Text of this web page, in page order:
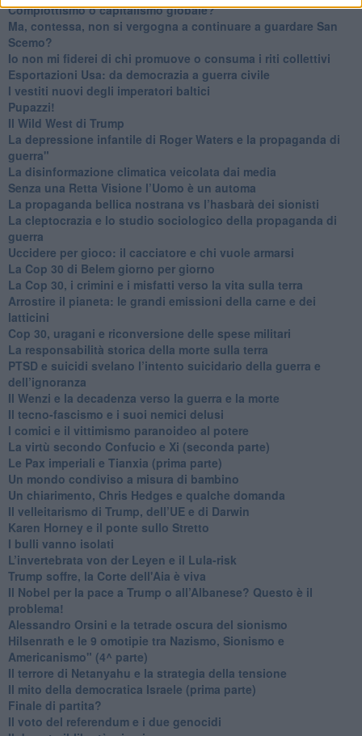
​Complottismo o capitalismo globale?
​Ma, contessa, non si vergogna a continuare a guardare San
Scemo?
​Io non mi fiderei di chi promuove o consuma i riti collettivi
Esportazioni Usa: da democrazia a guerra civile
​I vestiti nuovi degli imperatori baltici
​Pupazzi!
​Il Wild West di Trump
​La depressione infantile di Roger Waters e la propaganda di
guerra"
​La disinformazione climatica veicolata dai media
Senza una Retta Visione l’Uomo è un automa
​La propaganda bellica nostrana vs l’hasbarà dei sionisti
​La cleptocrazia e lo studio sociologico della propaganda di
guerra
​Uccidere per gioco: il cacciatore e chi vuole armarsi
​La Cop 30 di Belem giorno per giorno
La Cop 30, i crimini e i misfatti verso la vita sulla terra
Arrostire il pianeta: le grandi emissioni della carne e dei
latticini
​Cop 30, uragani e riconversione delle spese militari
La responsabilità storica della morte sulla terra
PTSD e suicidi svelano l’intento suicidario della guerra e
dell’ignoranza
Il Wenzi e la decadenza verso la guerra e la morte
​Il tecno-fascismo e i suoi nemici delusi
​I comici e il vittimismo paranoideo al potere
​La virtù secondo Confucio e Xi (seconda parte)
Le Pax imperiali e Tianxia (prima parte)
Un mondo condiviso a misura di bambino
​Un chiarimento, Chris Hedges e qualche domanda
Il velleitarismo di Trump, dell’UE e di Darwin
​Karen Horney e il ponte sullo Stretto
​I bulli vanno isolati
L’invertebrata von der Leyen e il Lula-risk
Trump soffre, la Corte dell'Aia è viva
​Il Nobel per la pace a Trump o all’Albanese? Questo è il
problema!
​Alessandro Orsini e la tetrade oscura del sionismo
​Hilsenrath e le 9 omotipie tra Nazismo, Sionismo e
Americanismo" (4^ parte)
​Il terrore di Netanyahu e la strategia della tensione
Il mito della democratica Israele (prima parte)
​Finale di partita?
​Il voto del referendum e i due genocidi